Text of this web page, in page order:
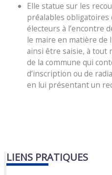
Elle statue sur les
préalables obligatoires
électeurs à l’encontre
le maire en matière de
ainsi être saisie, à tout
de la commune qui
d’inscription ou de
en lui présentant un
LIENS PRATIQUES